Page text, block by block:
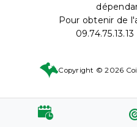
Pour obtenir de
Copyright © 2026